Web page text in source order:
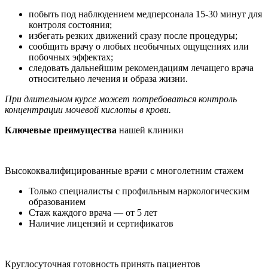
побыть под наблюдением медперсонала 15-30 минут для
контроля состояния;
избегать резких движений сразу после процедуры;
сообщить врачу о любых необычных ощущениях или
побочных эффектах;
следовать дальнейшим рекомендациям лечащего врача
относительно лечения и образа жизни.
При длительном курсе может потребоваться контроль
концентрации мочевой кислоты в крови.
Ключевые преимущества нашей клиники
Высококвалифицированные врачи с многолетним стажем
Только специалисты с профильным наркологическим
образованием
Стаж каждого врача — от 5 лет
Наличие лицензий и сертификатов
Круглосуточная готовность принять пациентов